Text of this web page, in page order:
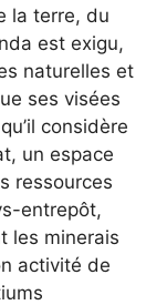
la terre, du
est exigu,
naturelles et
ses visées
considère
un espace
ressources
entrepôt,
les minerais
activité de